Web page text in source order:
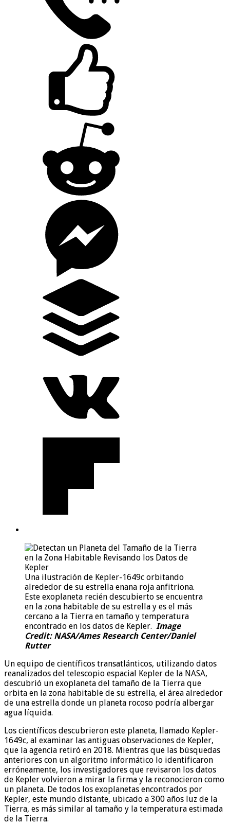
Una ilustración de Kepler-1649c orbitando
alrededor de su estrella enana roja anfitriona.
Este exoplaneta recién descubierto se encuentra
en la zona habitable de su estrella y es el más
cercano a la Tierra en tamaño y temperatura
encontrado en los datos de Kepler.‎ ‎ Image
Credit: NASA/Ames Research Center/Daniel
Rutter
Un equipo de científicos transatlánticos, utilizando datos
reanalizados del telescopio espacial Kepler de la NASA,
descubrió un exoplaneta del tamaño de la Tierra que
orbita en la zona habitable de su estrella, el área alrededor
de una estrella donde un planeta rocoso podría albergar
agua líquida.
Los científicos descubrieron este planeta, llamado Kepler-
1649c, al examinar las antiguas observaciones de Kepler,
que la agencia retiró en 2018. Mientras que las búsquedas
anteriores con un algoritmo informático lo identificaron
erróneamente, los investigadores que revisaron los datos
de Kepler volvieron a mirar la firma y la reconocieron como
un planeta. De todos los exoplanetas encontrados por
Kepler, este mundo distante, ubicado a 300 años luz de la
Tierra, es más similar al tamaño y la temperatura estimada
de la Tierra.